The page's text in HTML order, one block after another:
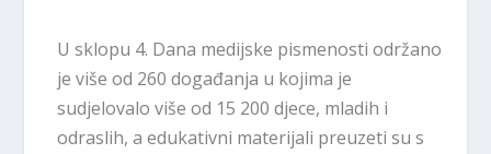
U sklopu 4. Dana medijske pismenosti održano
je više od 260 događanja u kojima je
sudjelovalo više od 15 200 djece, mladih i
odraslih, a edukativni materijali preuzeti su s